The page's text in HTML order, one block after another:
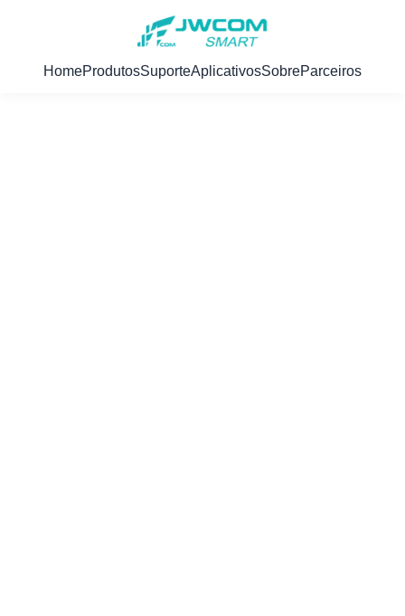
HomeProdutosSuporteAplicativosSobreParceiros